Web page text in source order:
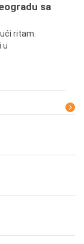
sa
ritam.
u